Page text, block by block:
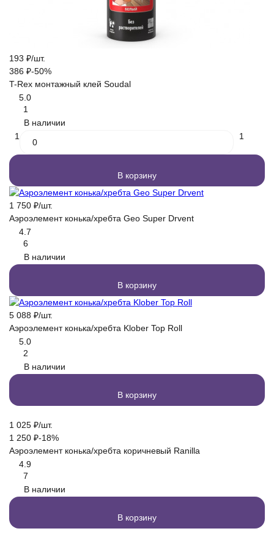
193 ₽/шт.
386 ₽-50%
T-Rex монтажный клей Soudal
5.0
1
В наличии
1
1
В корзину
1 750 ₽/шт.
Аэроэлемент конька/хребта Geo Super Drvent
4.7
6
В наличии
В корзину
5 088 ₽/шт.
Аэроэлемент конька/хребта Klober Top Roll
5.0
2
В наличии
В корзину
1 025 ₽/шт.
1 250 ₽-18%
Аэроэлемент конька/хребта коричневый Ranilla
4.9
7
В наличии
В корзину